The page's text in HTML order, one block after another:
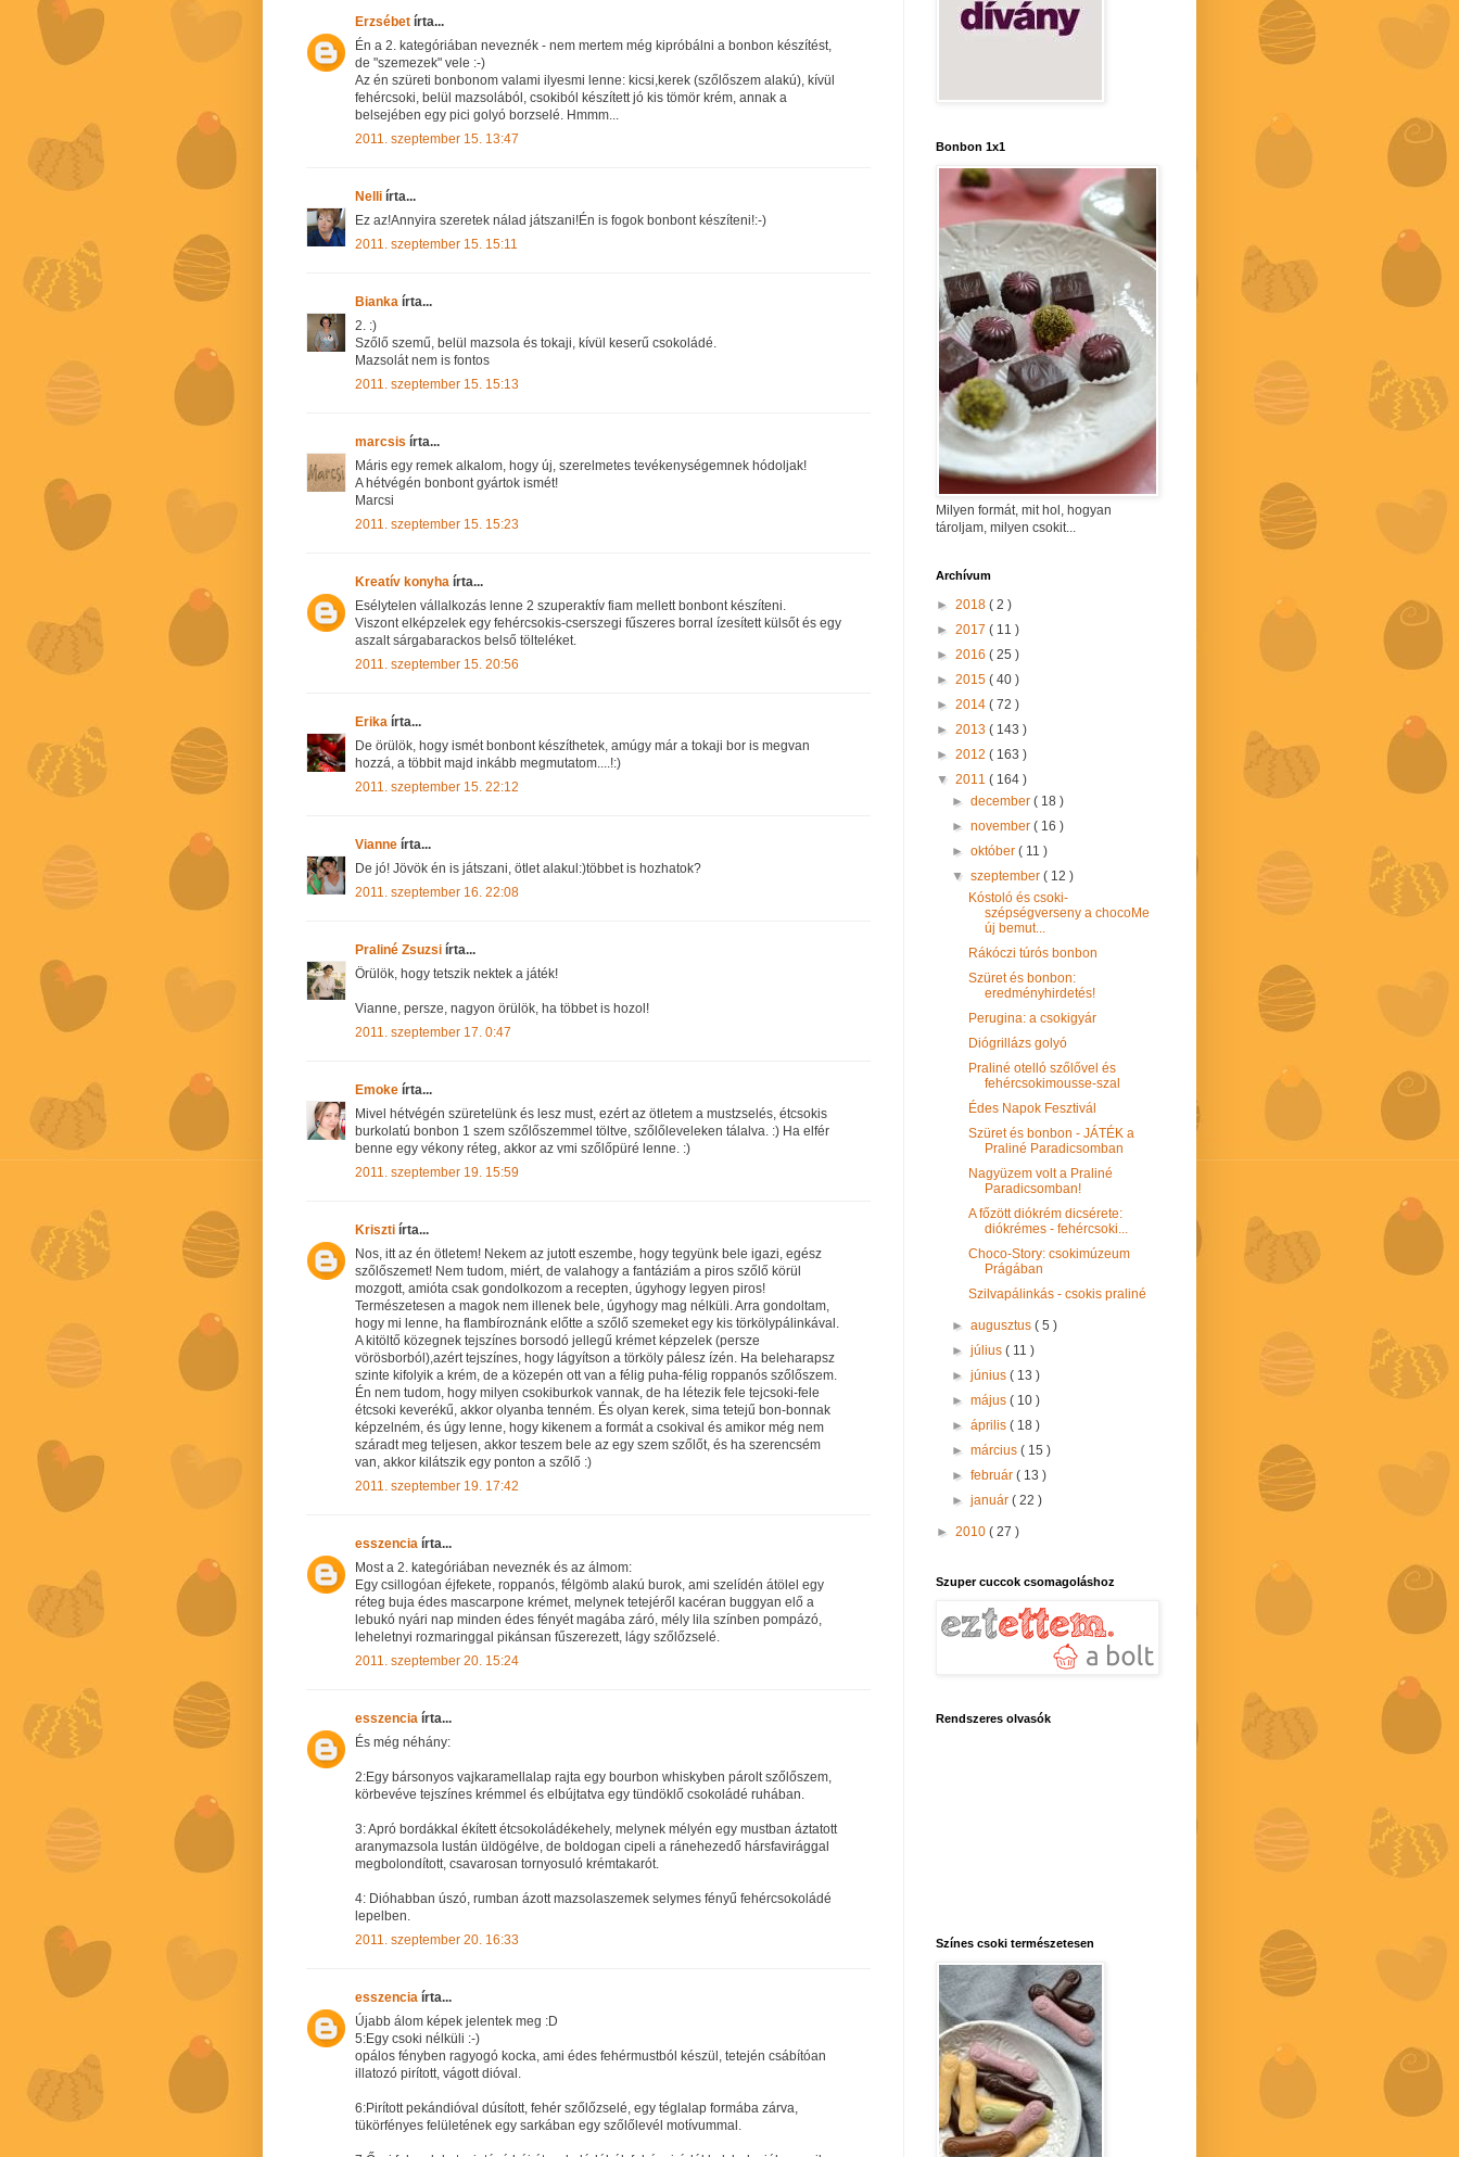
Erzsébet írta...
Én a 2. kategóriában neveznék - nem mertem még kipróbálni a bonbon készítést,
de "szemezek" vele :-)
Az én szüreti bonbonom valami ilyesmi lenne: kicsi,kerek (szőlőszem alakú), kívül
fehércsoki, belül mazsolából, csokiból készített jó kis tömör krém, annak a
belsejében egy pici golyó borzselé. Hmmm...
2011. szeptember 15. 13:47
Nelli írta...
Ez az!Annyira szeretek nálad játszani!Én is fogok bonbont készíteni!:-)
2011. szeptember 15. 15:11
Bianka írta...
2. :)
Szőlő szemű, belül mazsola és tokaji, kívül keserű csokoládé.
Mazsolát nem is fontos
2011. szeptember 15. 15:13
marcsis írta...
Máris egy remek alkalom, hogy új, szerelmetes tevékenységemnek hódoljak!
A hétvégén bonbont gyártok ismét!
Marcsi
2011. szeptember 15. 15:23
Kreatív konyha írta...
Esélytelen vállalkozás lenne 2 szuperaktív fiam mellett bonbont készíteni.
Viszont elképzelek egy fehércsokis-cserszegi fűszeres borral ízesített külsőt és egy
aszalt sárgabarackos belső tölteléket.
2011. szeptember 15. 20:56
Erika írta...
De örülök, hogy ismét bonbont készíthetek, amúgy már a tokaji bor is megvan
hozzá, a többit majd inkább megmutatom....!:)
2011. szeptember 15. 22:12
Vianne írta...
De jó! Jövök én is játszani, ötlet alakul:)többet is hozhatok?
2011. szeptember 16. 22:08
Praliné Zsuzsi írta...
Örülök, hogy tetszik nektek a játék!
Vianne, persze, nagyon örülök, ha többet is hozol!
2011. szeptember 17. 0:47
Emoke írta...
Mivel hétvégén szüretelünk és lesz must, ezért az ötletem a mustzselés, étcsokis
burkolatú bonbon 1 szem szőlőszemmel töltve, szőlőleveleken tálalva. :) Ha elfér
benne egy vékony réteg, akkor az vmi szőlőpüré lenne. :)
2011. szeptember 19. 15:59
Kriszti írta...
Nos, itt az én ötletem! Nekem az jutott eszembe, hogy tegyünk bele igazi, egész
szőlőszemet! Nem tudom, miért, de valahogy a fantáziám a piros szőlő körül
mozgott, amióta csak gondolkozom a recepten, úgyhogy legyen piros!
Természetesen a magok nem illenek bele, úgyhogy mag nélküli. Arra gondoltam,
hogy mi lenne, ha flambíroznánk előtte a szőlő szemeket egy kis törkölypálinkával.
A kitöltő közegnek tejszínes borsodó jellegű krémet képzelek (persze
vörösborból),azért tejszínes, hogy lágyítson a törköly pálesz ízén. Ha beleharapsz
szinte kifolyik a krém, de a közepén ott van a félig puha-félig roppanós szőlőszem.
Én nem tudom, hogy milyen csokiburkok vannak, de ha létezik fele tejcsoki-fele
étcsoki keverékű, akkor olyanba tenném. És olyan kerek, sima tetejű bon-bonnak
képzelném, és úgy lenne, hogy kikenem a formát a csokival és amikor még nem
száradt meg teljesen, akkor teszem bele az egy szem szőlőt, és ha szerencsém
van, akkor kilátszik egy ponton a szőlő :)
2011. szeptember 19. 17:42
esszencia írta...
Most a 2. kategóriában neveznék és az álmom:
Egy csillogóan éjfekete, roppanós, félgömb alakú burok, ami szelídén átölel egy
réteg buja édes mascarpone krémet, melynek tetejéről kacéran buggyan elő a
lebukó nyári nap minden édes fényét magába záró, mély lila színben pompázó,
leheletnyi rozmaringgal pikánsan fűszerezett, lágy szőlőzselé.
2011. szeptember 20. 15:24
esszencia írta...
És még néhány:
2:Egy bársonyos vajkaramellalap rajta egy bourbon whiskyben párolt szőlőszem,
körbevéve tejszínes krémmel és elbújtatva egy tündöklő csokoládé ruhában.
3: Apró bordákkal ékített étcsokoládékehely, melynek mélyén egy mustban áztatott
aranymazsola lustán üldögélve, de boldogan cipeli a ránehezedő hársfavirággal
megbolondított, csavarosan tornyosuló krémtakarót.
4: Dióhabban úszó, rumban ázott mazsolaszemek selymes fényű fehércsokoládé
lepelben.
2011. szeptember 20. 16:33
esszencia írta...
Újabb álom képek jelentek meg :D
5:Egy csoki nélküli :-)
opálos fényben ragyogó kocka, ami édes fehérmustból készül, tetején csábítóan
illatozó pirított, vágott dióval.
6:Pirított pekándióval dúsított, fehér szőlőzselé, egy téglalap formába zárva,
tükörfényes felületének egy sarkában egy szőlőlevél motívummal.
Bonbon 1x1
Milyen formát, mit hol, hogyan
tároljam, milyen csokit...
Archívum
► 2018 ( 2 )
► 2017 ( 11 )
► 2016 ( 25 )
► 2015 ( 40 )
► 2014 ( 72 )
► 2013 ( 143 )
► 2012 ( 163 )
▼ 2011 ( 164 )
►december( 18 )
►november( 16 )
►október( 11 )
▼szeptember( 12 )
Kóstoló és csoki-
szépségverseny a chocoMe
új bemut...
Rákóczi túrós bonbon
Szüret és bonbon:
eredményhirdetés!
Perugina: a csokigyár
Diógrillázs golyó
Praliné otelló szőlővel és
fehércsokimousse-szal
Édes Napok Fesztivál
Szüret és bonbon - JÁTÉK a
Praliné Paradicsomban
Nagyüzem volt a Praliné
Paradicsomban!
A főzött diókrém dicsérete:
diókrémes - fehércsoki...
Choco-Story: csokimúzeum
Prágában
Szilvapálinkás - csokis praliné
►augusztus( 5 )
►július( 11 )
►június( 13 )
►május( 10 )
►április( 18 )
►március( 15 )
►február( 13 )
►január( 22 )
► 2010 ( 27 )
Szuper cuccok csomagoláshoz
Rendszeres olvasók
Színes csoki természetesen